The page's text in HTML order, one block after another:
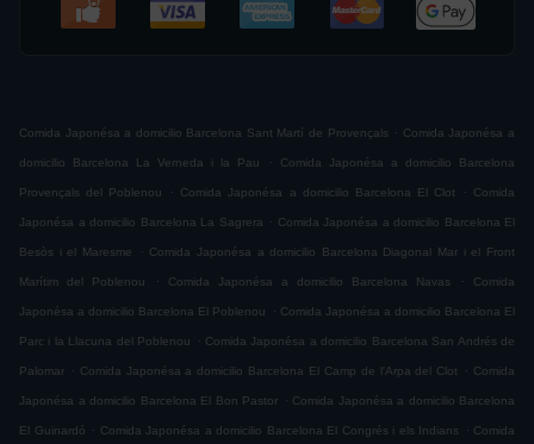
Comida Japonésa a domicilio Barcelona Sant Martí de Provençals . Comida Japonésa a
domicilio Barcelona La Verneda i la Pau . Comida Japonésa a domicilio Barcelona
Provençals del Poblenou . Comida Japonésa a domicilio Barcelona El Clot . Comida
Japonésa a domicilio Barcelona La Sagrera . Comida Japonésa a domicilio Barcelona El
Besòs i el Maresme . Comida Japonésa a domicilio Barcelona Diagonal Mar i el Front
Marítim del Poblenou . Comida Japonésa a domicilio Barcelona Navas . Comida
Japonésa a domicilio Barcelona El Poblenou . Comida Japonésa a domicilio Barcelona El
Parc i la Llacuna del Poblenou . Comida Japonésa a domicilio Barcelona San Andrés de
Palomar . Comida Japonésa a domicilio Barcelona El Camp de l'Arpa del Clot . Comida
Japonésa a domicilio Barcelona El Bon Pastor . Comida Japonésa a domicilio Barcelona
El Guinardó . Comida Japonésa a domicilio Barcelona El Congrés i els Indians . Comida